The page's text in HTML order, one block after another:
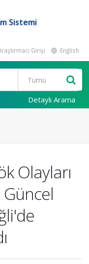
Sistemi
Girişi English
Detaylı Arama
Olayları